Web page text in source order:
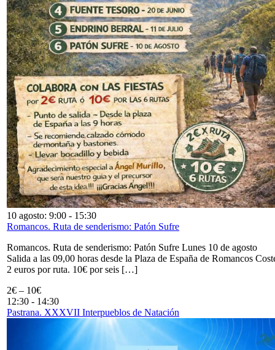
10 agosto: 9:00 - 15:30
Romancos. Ruta de senderismo: Patón Sufre
Romancos. Ruta de senderismo: Patón Sufre Lunes 10 de agosto
Salida a las 09,00 horas desde la Plaza de España de Romancos
2 euros por ruta. 10€ por seis […]
2€ – 10€
12:30 - 14:30
Pastrana. XXXVII Interpueblos de Natación